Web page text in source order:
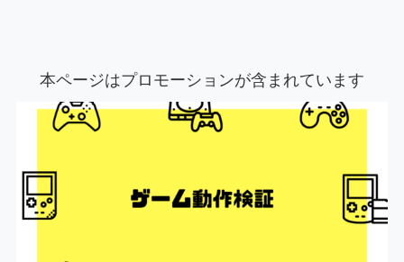
本ページはプロモーションが含まれています